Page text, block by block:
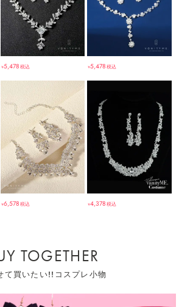
￥5,478税込 ￥5,478 税込
￥6,578税込 ￥4,378 税込
TOGETHER
て買いたい!!コスプレ小物